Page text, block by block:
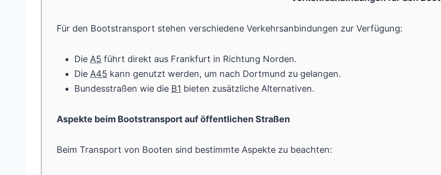
Für den Bootstransport stehen verschiedene Verkehrsanbindungen zur Verfügung:
Die A5 führt direkt aus Frankfurt in Richtung Norden.
Die A45 kann genutzt werden, um nach Dortmund zu gelangen.
Bundesstraßen wie die B1 bieten zusätzliche Alternativen.
Aspekte beim Bootstransport auf öffentlichen Straßen
Beim Transport von Booten sind bestimmte Aspekte zu beachten: